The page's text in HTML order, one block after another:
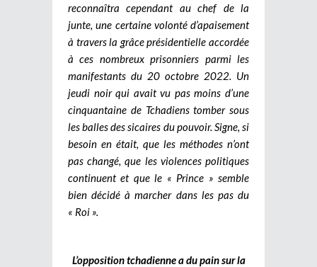
reconnaîtra cependant au chef de la
junte, une certaine volonté d’apaisement
à travers la grâce présidentielle accordée
à ces nombreux prisonniers parmi les
manifestants du 20 octobre 2022. Un
jeudi noir qui avait vu pas moins d’une
cinquantaine de Tchadiens tomber sous
les balles des sicaires du pouvoir. Signe, si
besoin en était, que les méthodes n’ont
pas changé, que les violences politiques
continuent et que le « Prince » semble
bien décidé à marcher dans les pas du
« Roi ».
L’opposition tchadienne a du pain sur la